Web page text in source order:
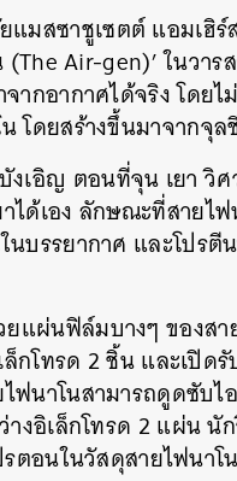
แมสซาชูเซตต์แอมเฮิ
(The Air-gen)’ในวาร
ากอากาศได้จริงโดยไ
โดยสร้างขึ้นมาจากจุ
งเอิญ ตอนที่จุน เยา วิ
ด้เอง ลักษณะที่สายไ
บรรยากาศ และโปรตี
แผ่นฟิล์มบางๆ ของส
กโทรด 2ชิ้นและเปิด
ฟนาโนสามารถดูดซับไ
งอิเล็กโทรด 2แผ่นนั
ตอนในวัสดุสายไฟนาโน